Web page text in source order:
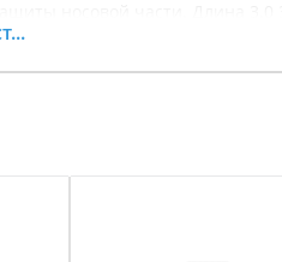
4 штатные точки